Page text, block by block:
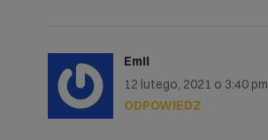
Emil
12 lutego, 2021 o 3:40 pm
ODPOWIEDZ